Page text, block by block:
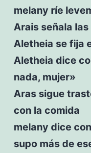
melany ríe
Arais señala
Aletheia se fija
Aletheia dice
nada, mujer»
Aras sigue
con la comida
melany dice
supo más de